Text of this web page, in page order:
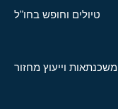
טיולים וחופש בחו"ל
משכנתאות וייעוץ מחזור